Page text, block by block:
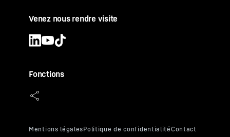
Venez nous rendre visite
Fonctions